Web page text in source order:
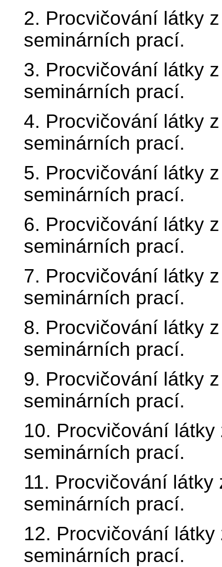
2. Procvičování látky
seminárních prací.
3. Procvičování látky
seminárních prací.
4. Procvičování látky
seminárních prací.
5. Procvičování látky
seminárních prací.
6. Procvičování látky
seminárních prací.
7. Procvičování látky
seminárních prací.
8. Procvičování látky
seminárních prací.
9. Procvičování látky
seminárních prací.
10. Procvičování
seminárních prací.
11. Procvičování
seminárních prací.
12. Procvičování
seminárních prací.